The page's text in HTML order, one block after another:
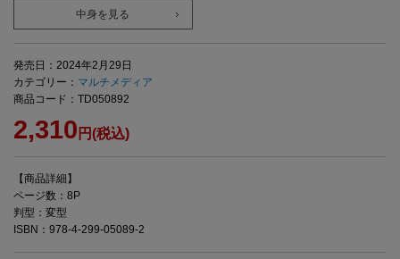
中身を見る
発売日：2024年2月29日
カテゴリー： マルチメディア
商品コード：TD050892
2,310 円(税込)
【商品詳細】
ページ数：8P
判型：変型
ISBN：978-4-299-05089-2